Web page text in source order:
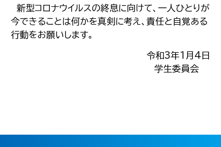
新型コロナウイルスの終息に向けて、一人ひとりが
今できることは何かを真剣に考え、責任と自覚ある
行動をお願いします。
令和3年1月4日
学生委員会